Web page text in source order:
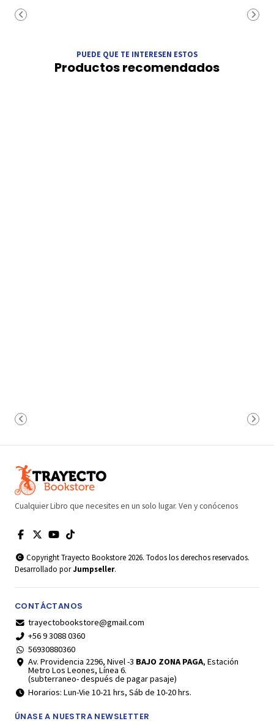
PUEDE QUE TE INTERESEN ESTOS
Productos recomendados
Cualquier Libro que necesites en un solo lugar. Ven y conócenos
Copyright Trayecto Bookstore 2026. Todos los derechos reservados.
Desarrollado porJumpseller.
CONTÁCTANOS
trayectobookstore@gmail.com
+56 9 3088 0360
56930880360
Av. Providencia 2296, Nivel -3 BAJO ZONA PAGA, Estación
Metro Los Leones, Línea 6.
(subterraneo- después de pagar pasaje)
Horarios: Lun-Vie 10-21 hrs, Sáb de 10-20 hrs.
ÚNASE A NUESTRA NEWSLETTER